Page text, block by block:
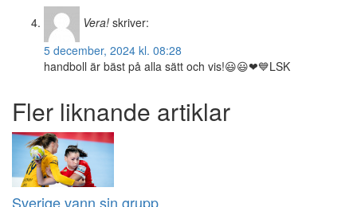
Vera! skriver:
5 december, 2024 kl. 08:28
handboll är bäst på alla sätt och vis!😃😃❤💙LSK
Fler liknande artiklar
Sverige vann sin grupp